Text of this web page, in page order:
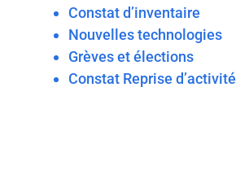
Constat d’inventaire
Nouvelles technologies
Grèves et élections
Constat Reprise d’activité